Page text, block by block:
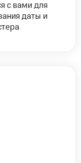
с вами для
даты и